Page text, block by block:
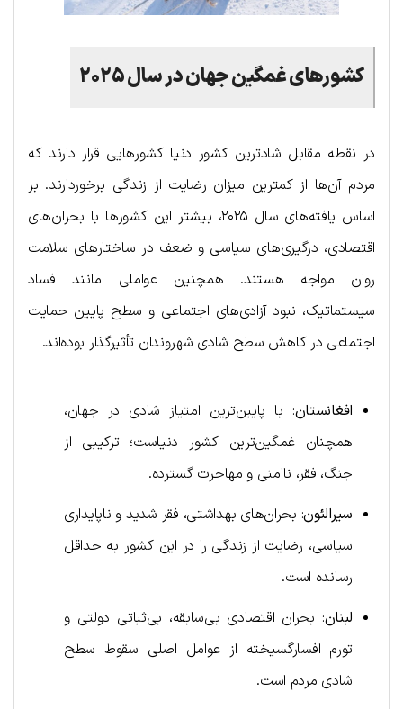
کشورهای غمگین جهان در سال ۲۰۲۵
در نقطه مقابل شادترین کشور دنیا کشورهایی قرار دارند که
مردم آن‌ها از کمترین میزان رضایت از زندگی برخوردارند. بر
اساس یافته‌های سال ۲۰۲۵، بیشتر این کشورها با بحران‌های
اقتصادی، درگیری‌های سیاسی و ضعف در ساختارهای سلامت
روان مواجه هستند. همچنین عواملی مانند فساد
سیستماتیک، نبود آزادی‌های اجتماعی و سطح پایین حمایت
اجتماعی در کاهش سطح شادی شهروندان تأثیرگذار بوده‌اند.
افغانستان: با پایین‌ترین امتیاز شادی در جهان،
همچنان غمگین‌ترین کشور دنیاست؛ ترکیبی از
جنگ، فقر، ناامنی و مهاجرت گسترده.
سیرالئون: بحران‌های بهداشتی، فقر شدید و ناپایداری
سیاسی، رضایت از زندگی را در این کشور به حداقل
رسانده است.
لبنان: بحران اقتصادی بی‌سابقه، بی‌ثباتی دولتی و
تورم افسارگسیخته از عوامل اصلی سقوط سطح
شادی مردم است.